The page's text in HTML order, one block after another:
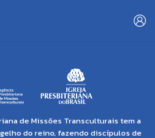
de Missões Transculturais tem a
do reino, fazendo discípulos de